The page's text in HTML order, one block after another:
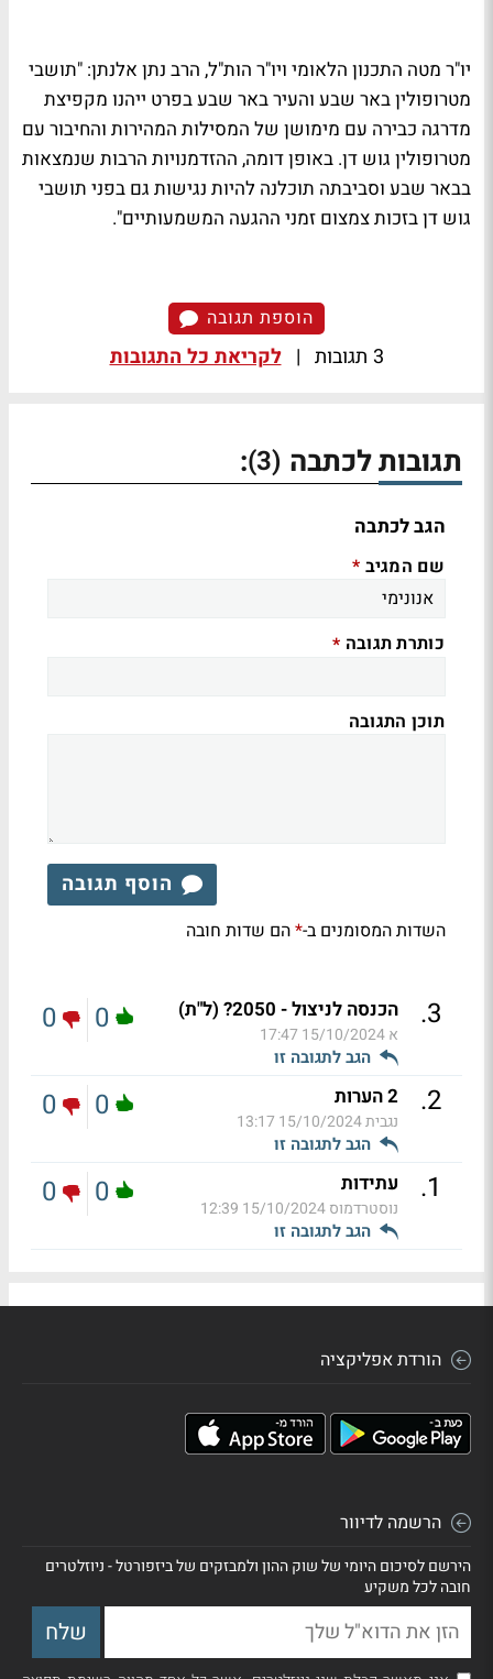
יו"ר מטה התכנון הלאומי ויו"ר הות"ל, הרב נתן אלנתן: "תושבי
מטרופולין באר שבע והעיר באר שבע בפרט ייהנו מקפיצת
מדרגה כבירה עם מימושן של המסילות המהירות והחיבור עם
מטרופולין גוש דן. באופן דומה, ההזדמנויות הרבות שנמצאות
בבאר שבע וסביבתה תוכלנה להיות נגישות גם בפני תושבי
גוש דן בזכות צמצום זמני ההגעה המשמעותיים".
הוספת תגובה
3 תגובות | לקריאת כל התגובות
תגובות לכתבה (3)
:
הגב לכתבה
שם המגיב *
כותרת תגובה *
תוכן התגובה
הוסף תגובה
השדות המסומנים ב-*הם שדות חובה
3
. הכנסה לניצול - 2050? (ל"ת)
א15/10/2024 17:47
הגב לתגובה זו
0
0
2
. 2 הערות
נגבית15/10/2024 13:17
הגב לתגובה זו
0
0
1
. עתידות
נוסטרדמוס15/10/2024 12:39
הגב לתגובה זו
0
0
הורדת אפליקציה
הרשמה לדיוור
הירשם לסיכום היומי של שוק ההון ולמבזקים של ביזפורטל - ניוזלטרים
חובה לכל משקיע